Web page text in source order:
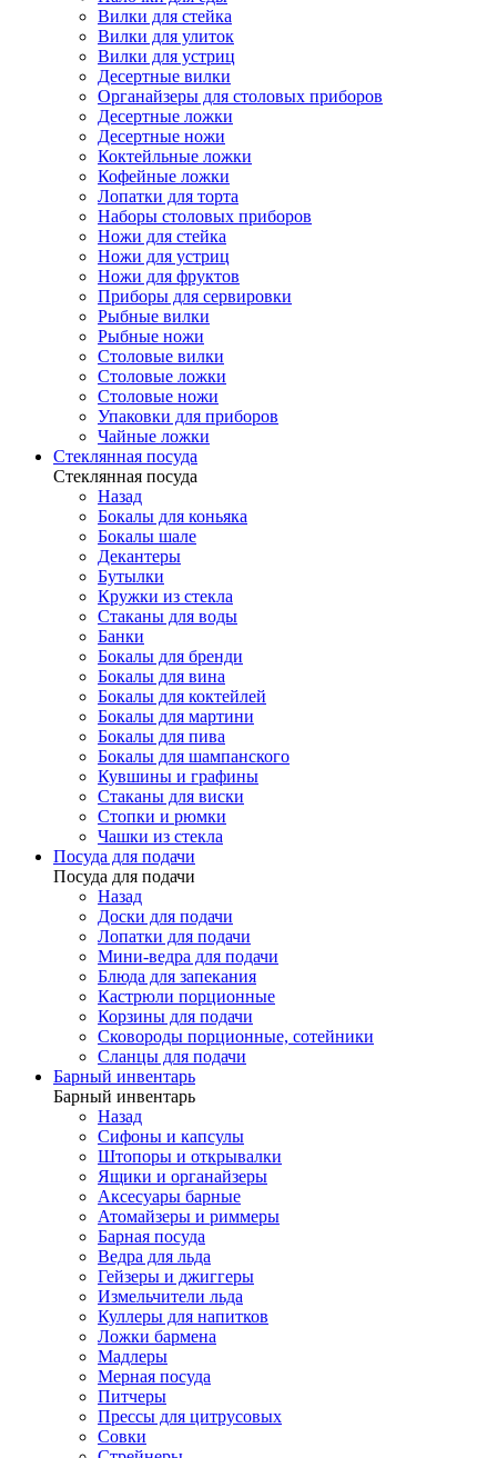
Вилки для стейка
Вилки для улиток
Вилки для устриц
Десертные вилки
Органайзеры для столовых приборов
Десертные ложки
Десертные ножи
Коктейльные ложки
Кофейные ложки
Лопатки для торта
Наборы столовых приборов
Ножи для стейка
Ножи для устриц
Ножи для фруктов
Приборы для сервировки
Рыбные вилки
Рыбные ножи
Столовые вилки
Столовые ложки
Столовые ножи
Упаковки для приборов
Чайные ложки
Стеклянная посуда
Стеклянная посуда
Назад
Бокалы для коньяка
Бокалы шале
Декантеры
Бутылки
Кружки из стекла
Стаканы для воды
Банки
Бокалы для бренди
Бокалы для вина
Бокалы для коктейлей
Бокалы для мартини
Бокалы для пива
Бокалы для шампанского
Кувшины и графины
Стаканы для виски
Стопки и рюмки
Чашки из стекла
Посуда для подачи
Посуда для подачи
Назад
Доски для подачи
Лопатки для подачи
Мини-ведра для подачи
Блюда для запекания
Кастрюли порционные
Корзины для подачи
Сковороды порционные, сотейники
Сланцы для подачи
Барный инвентарь
Барный инвентарь
Назад
Сифоны и капсулы
Штопоры и открывалки
Ящики и органайзеры
Аксесуары барные
Атомайзеры и риммеры
Барная посуда
Ведра для льда
Гейзеры и джиггеры
Измельчители льда
Куллеры для напитков
Ложки бармена
Мадлеры
Мерная посуда
Питчеры
Прессы для цитрусовых
Совки